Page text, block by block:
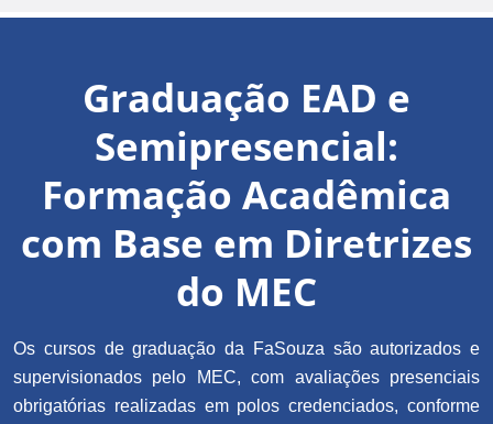
Graduação EAD e
Semipresencial:
Formação Acadêmica
com Base em Diretrizes
do MEC
Os cursos de graduação da FaSouza são autorizados e
supervisionados pelo MEC, com avaliações presenciais
obrigatórias realizadas em polos credenciados, conforme